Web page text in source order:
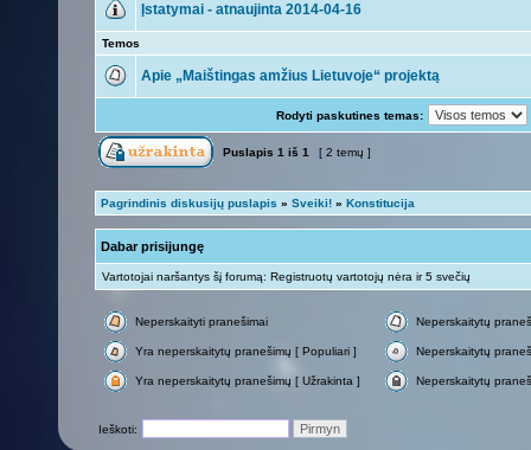
Įstatymai - atnaujinta 2014-04-16
Temos
Apie „Maištingas amžius Lietuvoje“ projektą
Rodyti paskutines temas:
Puslapis 1 iš 1 [ 2 temų ]
Pagrindinis diskusijų puslapis » Sveiki! » Konstitucija
Dabar prisijungę
Vartotojai naršantys šį forumą: Registruotų vartotojų nėra ir 5 svečių
Neperskaityti pranešimai Neperskaitytų
Yra neperskaitytų pranešimų [ Populiari ] Neperskaitytų
Yra neperskaitytų pranešimų [ Užrakinta ] Neperskaitytų
Ieškoti: